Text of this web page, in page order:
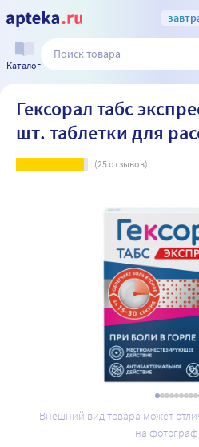
Каталог
Гексорал табс
шт. таблетки для
(25отзывов)
Внешний вид товара может
на